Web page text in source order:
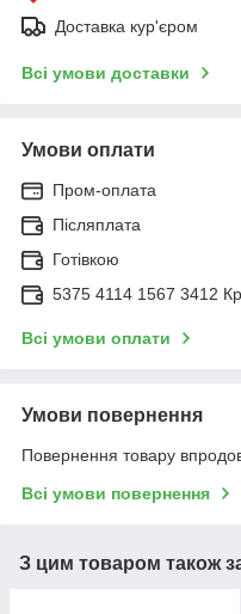
Доставка кур'єром
Всі умови доставки
Умови оплати
Пром-оплата
Післяплата
Готівкою
5375 4114 1567 3412
Всі умови оплати
Умови повернення
Повернення товару
Всі умови повернення
З цим товаром також